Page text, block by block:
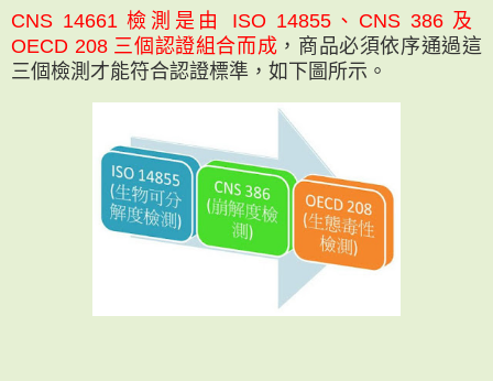
CNS 14661 檢測是由 ISO 14855、CNS 386 及
OECD 208 三個認證組合而成 ，商品必須依序通過這
三個檢測才能符合認證標準，如下圖所示。